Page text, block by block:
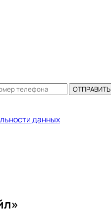
ОТПРАВИТЬ
данных